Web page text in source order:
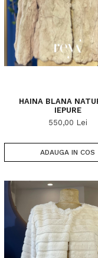
HAINA BLANA
IEPURE
550,00 Lei
ADAUGA IN COS